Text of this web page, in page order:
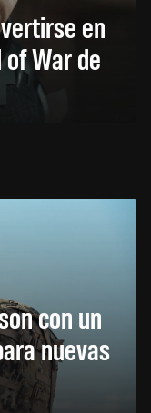
en
War de
con un
nuevas